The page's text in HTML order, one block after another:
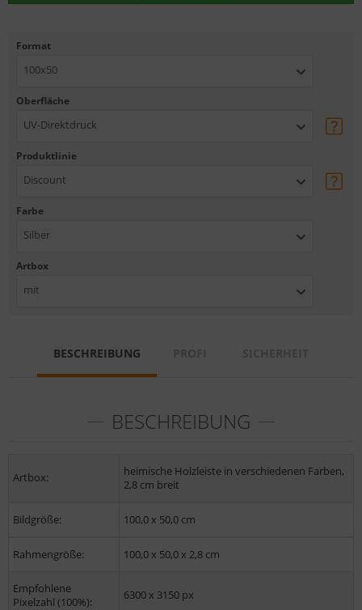
Format
100x50
Oberfläche
UV-Direktdruck
Produktlinie
Discount
Farbe
Silber
Artbox
mit
BESCHREIBUNG
BESCHREIBUNG
Artbox:
heimische Holzleiste in verschiedenen Farben,
2,8 cm breit
Bildgröße: 100,0 x 50,0 cm
Rahmengröße: 100,0 x 50,0 x 2,8 cm
Empfohlene
Pixelzahl (100%):
6300 x 3150 px